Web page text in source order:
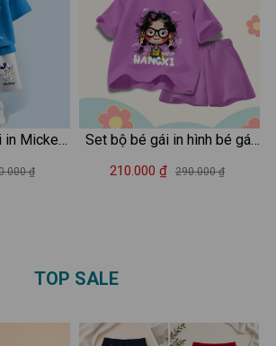
in Mickey
em nam
₫
Set bộ bé gái in hình bé gái
hot trend - Loza Kids SB353
210.000 ₫ 290.000 ₫
TOP SALE